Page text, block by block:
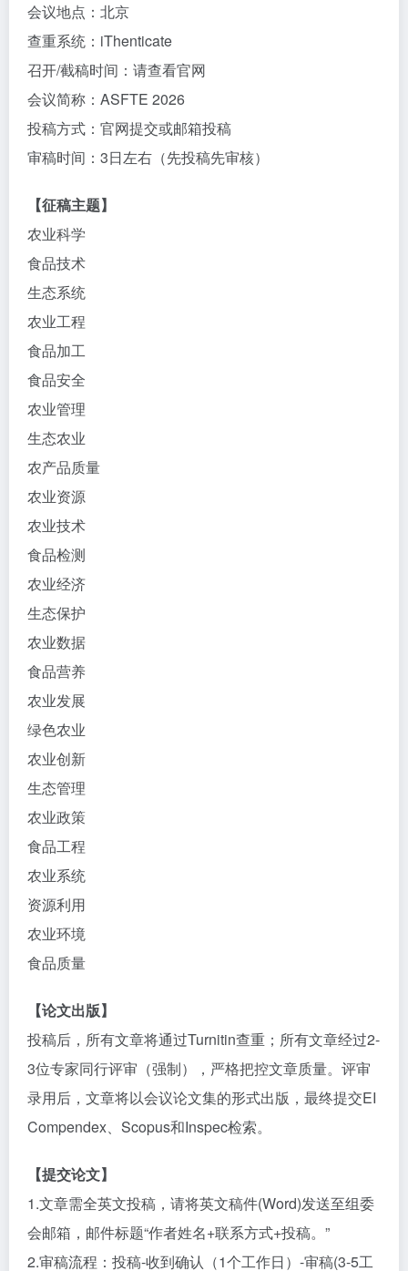
会议地点：北京
查重系统：iThenticate
召开/截稿时间：请查看官网
会议简称：ASFTE 2026
投稿方式：官网提交或邮箱投稿
审稿时间：3日左右（先投稿先审核）
【征稿主题】
农业科学
食品技术
生态系统
农业工程
食品加工
食品安全
农业管理
生态农业
农产品质量
农业资源
农业技术
食品检测
农业经济
生态保护
农业数据
食品营养
农业发展
绿色农业
农业创新
生态管理
农业政策
食品工程
农业系统
资源利用
农业环境
食品质量
【论文出版】
投稿后，所有文章将通过Turnitin查重；所有文章经过2-
3位专家同行评审（强制），严格把控文章质量。评审
录用后，文章将以会议论文集的形式出版，最终提交EI
Compendex、Scopus和Inspec检索。
【提交论文】
1.文章需全英文投稿，请将英文稿件(Word)发送至组委
会邮箱，邮件标题“作者姓名+联系方式+投稿。”
2.审稿流程：投稿-收到确认（1个工作日）-审稿(3-5工